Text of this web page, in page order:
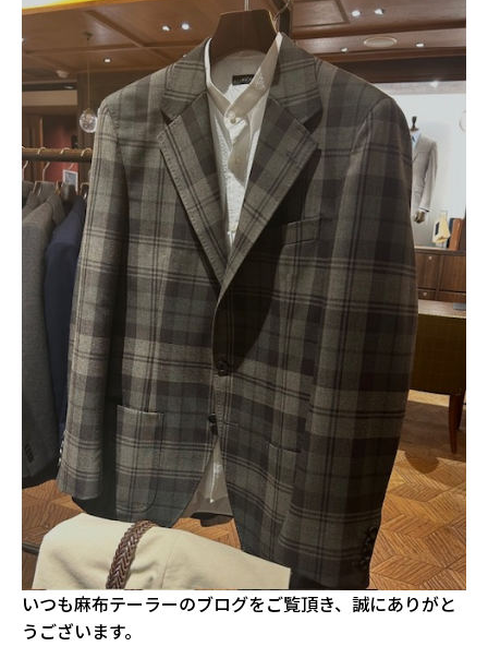
いつも麻布テーラーのブログをご覧頂き、誠にありがと
うございます。